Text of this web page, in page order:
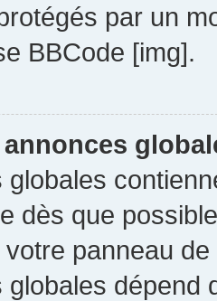
par un
BBCode [img].
globales
dès que
panneau
globales dépend